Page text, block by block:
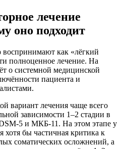
лечение
оно подходит
как «лёгкий
полноценное лечение. На
о системной медицинской
пациента и
вариант лечения чаще всего
зависимости 1–2 стадии в
5 и МКБ-11. На этом этапе у
хотя бы частичная критика к
соматических осложнений, а